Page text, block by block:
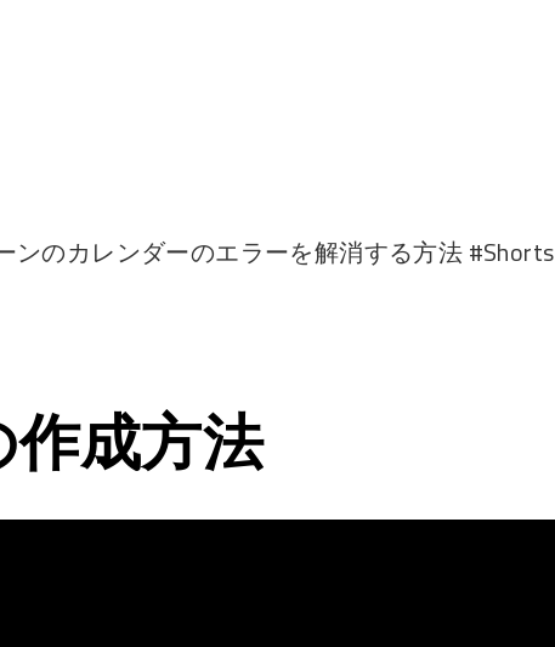
ンのカレンダーのエラーを解消する方法 #Shorts
成方法